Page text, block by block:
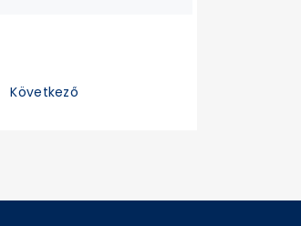
Következő